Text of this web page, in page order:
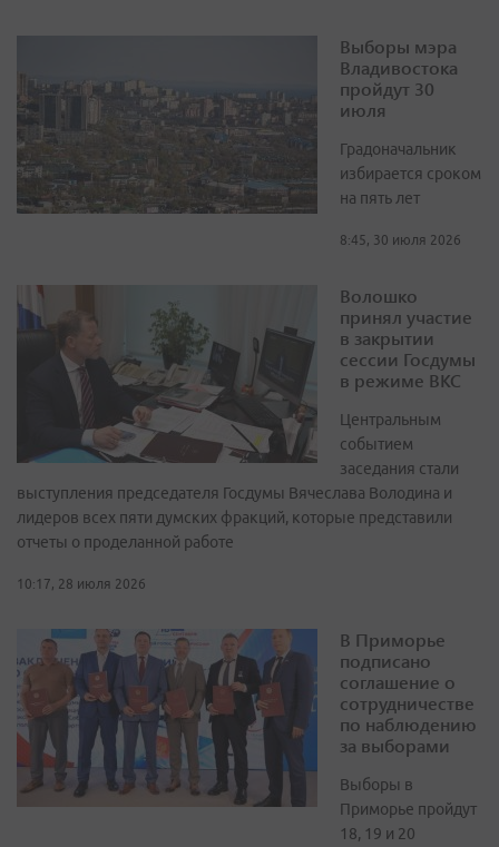
Выборы мэра
Владивостока
пройдут 30
июля
Градоначальник
избирается сроком
на пять лет
8:45, 30 июля 2026
Волошко
принял участие
в закрытии
сессии Госдумы
в режиме ВКС
Центральным
событием
заседания стали
выступления председателя Госдумы Вячеслава Володина и
лидеров всех пяти думских фракций, которые представили
отчеты о проделанной работе
10:17, 28 июля 2026
В Приморье
подписано
соглашение о
сотрудничестве
по наблюдению
за выборами
Выборы в
Приморье пройдут
18, 19 и 20